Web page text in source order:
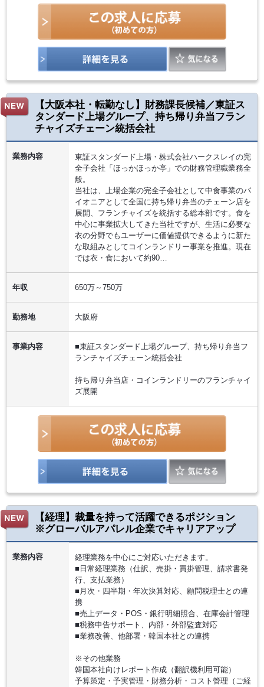
【大阪本社・転勤なし】財務課長候補／東証ス
タンダード上場グループ、持ち帰り弁当フラン
チャイズチェーン統括会社
業務内容
東証スタンダード上場・株式会社ハークスレイの完
全子会社「ほっかほっか亭」での財務管理職業務全
般。
当社は、上場企業の完全子会社として中食事業のパ
イオニアとして全国に持ち帰り弁当のチェーン店を
展開、フランチャイズを統括する総本部です。食を
中心に事業拡大してきた当社ですが、生活に必要な
衣の分野でもユーザーに価値提供できるように新た
な取組みとしてコインランドリー事業を推進。現在
では衣・食において約90…
年収 650万～750万
勤務地 大阪府
事業内容
■東証スタンダード上場グループ、持ち帰り弁当フ
ランチャイズチェーン統括会社
持ち帰り弁当店・コインランドリーのフランチャイ
ズ展開
【経理】裁量を持って活躍できるポジション
※グローバルアパレル企業でキャリアアップ
業務内容
経理業務を中心にご対応いただきます。
■日常経理業務（仕訳、売掛・買掛管理、請求書発
行、支払業務）
■月次・四半期・年次決算対応、顧問税理士との連
携
■売上データ・POS・銀行明細照合、在庫会計管理
■税務申告サポート、内部・外部監査対応
■業務改善、他部署・韓国本社との連携
※その他業務
韓国本社向けレポート作成（翻訳機利用可能）
予算策定・予実管理・財務分析・コスト管理（ご経